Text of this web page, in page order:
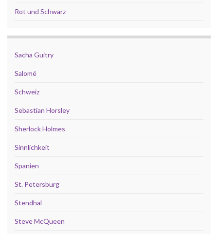
Rot und Schwarz
Sacha Guitry
Salomé
Schweiz
Sebastian Horsley
Sherlock Holmes
Sinnlichkeit
Spanien
St. Petersburg
Stendhal
Steve McQueen